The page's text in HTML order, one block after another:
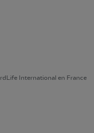
International en France